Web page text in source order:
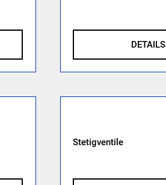
DETAILS
Stetigventile